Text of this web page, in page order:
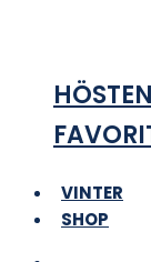
VINTER
SHOP